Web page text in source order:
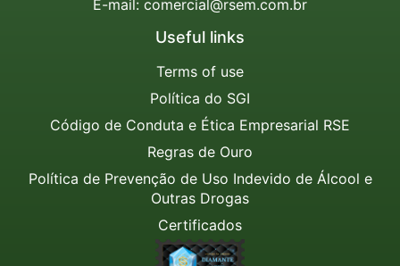
E-mail: comercial@rsem.com.br
Useful links
Terms of use
Política do SGI
Código de Conduta e Ética Empresarial RSE
Regras de Ouro
Política de Prevenção de Uso Indevido de Álcool e
Outras Drogas
Certificados